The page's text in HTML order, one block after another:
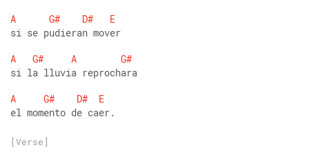
A
G# D#
E
si se pudieran mover
A
G# A
G#
si la lluvia reprochara
A
G# D#
E
el momento de caer.
[Verse]